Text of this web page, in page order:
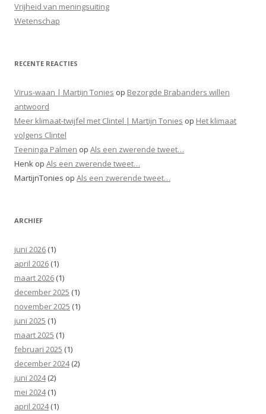
Vrijheid van meningsuiting
Wetenschap
RECENTE REACTIES
Virus-waan | Martijn Tonies op Bezorgde Brabanders willen
antwoord
Meer klimaat-twijfel met Clintel | Martijn Tonies op Het klimaat
volgens Clintel
Teeninga Palmen op Als een zwerende tweet…
Henk op Als een zwerende tweet…
MartijnTonies op Als een zwerende tweet…
ARCHIEF
juni 2026 (1)
april 2026 (1)
maart 2026 (1)
december 2025 (1)
november 2025 (1)
juni 2025 (1)
maart 2025 (1)
februari 2025 (1)
december 2024(2)
juni 2024(2)
mei 2024(1)
april 2024(1)